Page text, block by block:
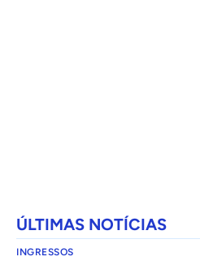
ÚLTIMAS NOTÍCIAS
INGRESSOS